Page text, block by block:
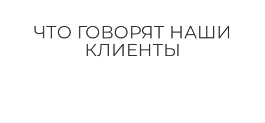
ЧТО ГОВОРЯТ НАШИ
КЛИЕНТЫ